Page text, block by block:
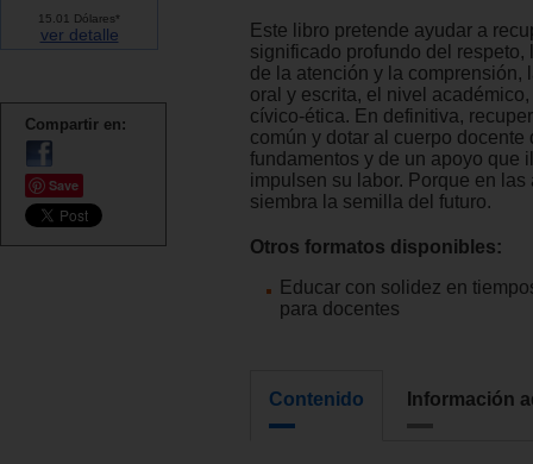
15.01 Dólares*
ver detalle
Compartir en:
Save
Este libro pretende ayudar a
significado profundo del respeto,
de la atención y la comprensión,
oral y escrita, el nivel
cívico-ética. En definitiva,
común y dotar al cuerpo docente
fundamentos y de un apoyo que
impulsen su labor. Porque en las
siembra la semilla del futuro.
Otros formatos disponibles:
Educar con solidez en
para docentes
Contenido Información